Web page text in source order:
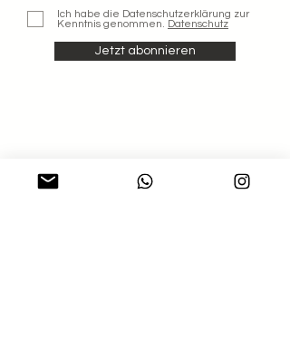
Ich habe die Datenschutzerklärung zur
Kenntnis genommen.
Datenschutz
Jetzt abonnieren